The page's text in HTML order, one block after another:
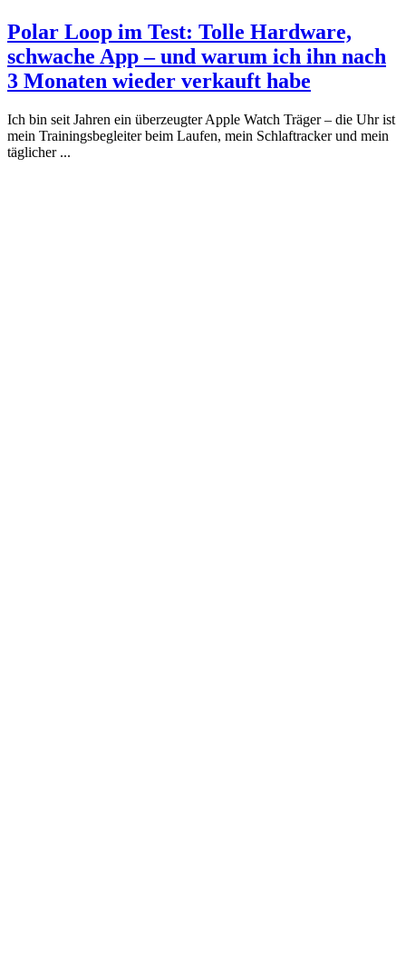
Polar Loop im Test: Tolle Hardware,
schwache App – und warum ich ihn nach
3 Monaten wieder verkauft habe
Ich bin seit Jahren ein überzeugter Apple Watch Träger – die Uhr ist
mein Trainingsbegleiter beim Laufen, mein Schlaftracker und mein
täglicher ...